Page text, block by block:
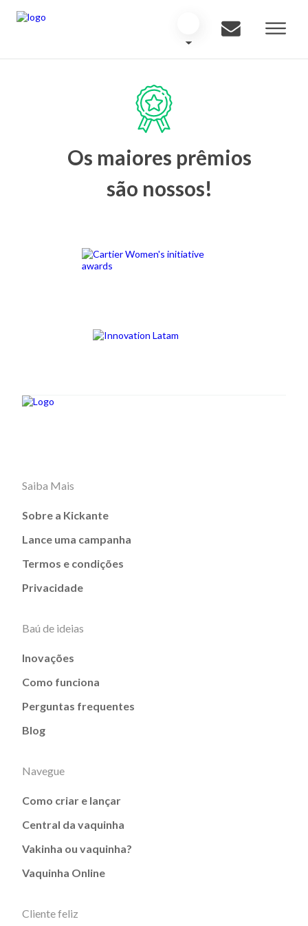
Os maiores prêmios
são nossos!
Saiba Mais
Sobre a Kickante
Lance uma campanha
Termos e condições
Privacidade
Baú de ideias
Inovações
Como funciona
Perguntas frequentes
Blog
Navegue
Como criar e lançar
Central da vaquinha
Vakinha ou vaquinha?
Vaquinha Online
Cliente feliz